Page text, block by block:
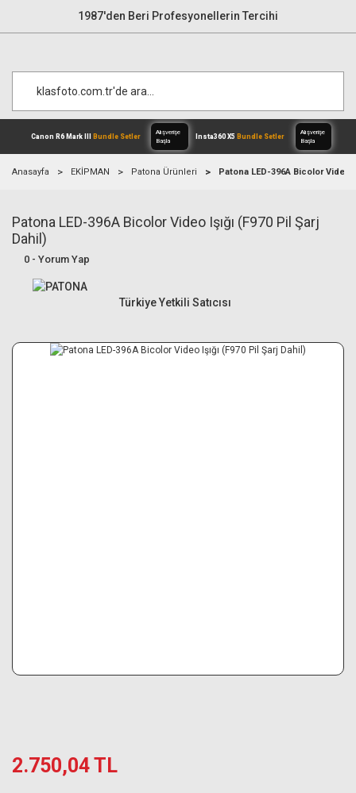
1987'den Beri Profesyonellerin Tercihi
Canon R6 Mark IIIBundle Setler
Alışverişe
Anasayfa EKİPMAN Patona Ürünleri Patona LED-396A Bicolor Video
Patona LED-396A Bicolor Video Işığı (F970 Pil Şarj
Dahil)
0 - Yorum Yap
Türkiye Yetkili Satıcısı
2.750,04 TL